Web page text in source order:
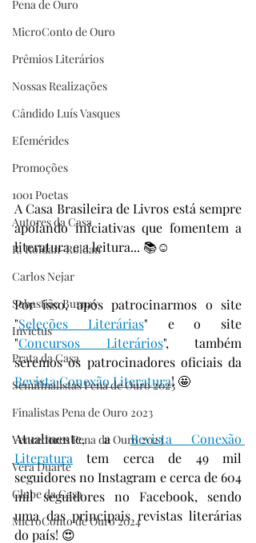
Pena de Ouro
MicroConto de Ouro
Prêmios Literários
Nossas Realizações
Cândido Luís Vasques
Efemérides
Promoções
1001 Poetas
Autores da Casa
R. Roldan-Roldan
Carlos Nejar
Sebastião Burnay
Invictus
Prata da Casa
Semifinalistas Pena de Ouro 2023
Finalistas Pena de Ouro 2023
Vencedores Pena de Ouro 2023
Vera Duarte
Clube da Casa
MicroConto de Ouro 2024
A Casa Brasileira de Livros está sempre
apoiando iniciativas que fomentem a
literatura e a leitura... 📚☺️
Por isso, após patrocinarmos o site
"Seleções Literárias" e o site
"Concursos Literários", também
Revista Conexão Literatura! 🤩
Atualmente, a Revista Conexão
Literatura tem cerca de 49 mil
seguidores no Instagram e cerca de 604
mil seguidores no Facebook, sendo
uma das principais revistas literárias
do país! 😍